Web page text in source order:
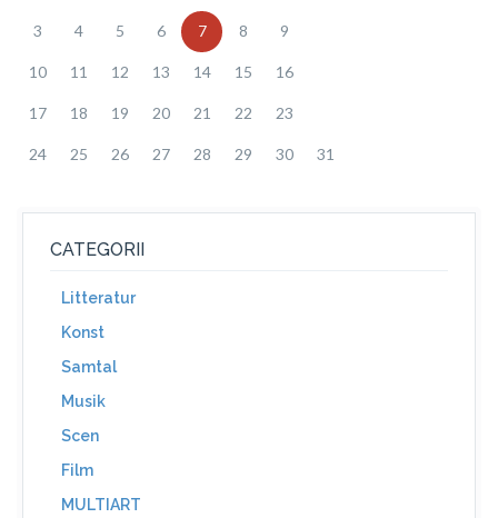
3 4 5 6 7 8 9
10 11 12 13 14 15 16
17 18 19 20 21 22 23
24 25 26 27 28 29 30 31
CATEGORII
Litteratur
Konst
Samtal
Musik
Scen
Film
MULTIART